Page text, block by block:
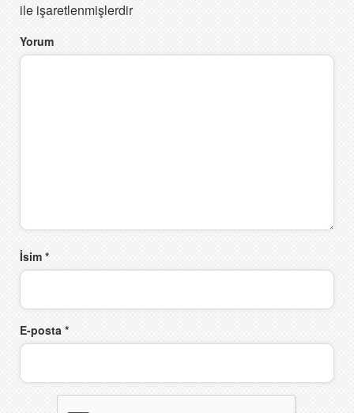
ile işaretlenmişlerdir
Yorum
İsim *
E-posta *